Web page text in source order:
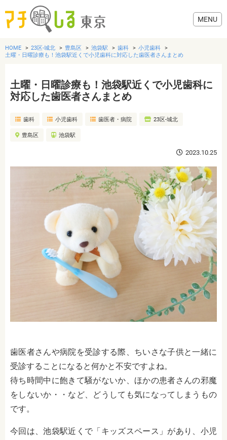
グルメ
美容・健康
HOME 23区-城北 豊島区 池袋駅 歯科
小児歯科
土曜・日曜診療も！池袋駅近くで小児歯科に対応した歯医者さんまとめ
土曜・日曜診療も！池袋駅近くで小児歯科に
対応した歯医者さんまとめ
歯科 小児歯科 歯医者・病院 23区-城北
豊島区 池袋駅
2023.10.25
歯医者さんや病院を受診する際、ちいさな子供と一緒に
受診することになると何かと不安ですよね。
待ち時間中に飽きて騒がないか、ほかの患者さんの邪魔
をしないか・・など、どうしても気になってしまうもの
です。
今回は、池袋駅近くで「キッズスペース」があり、小児